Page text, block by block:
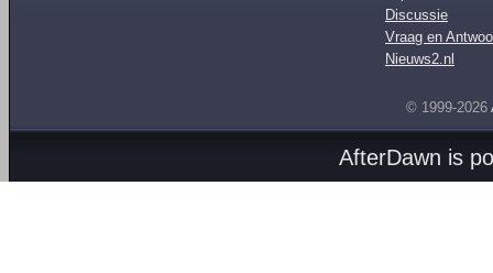
Discussie
Vraag en
Nieuws2.nl
© 1999-2026
AfterDawn is